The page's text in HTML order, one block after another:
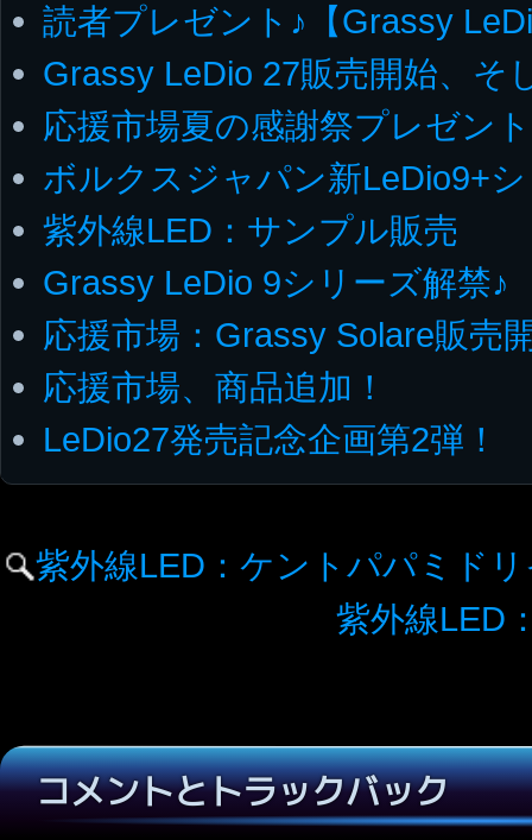
読者プレゼント♪【Grassy
Grassy LeDio 27販売開始、そ
応援市場夏の感謝祭プレゼン
ボルクスジャパン新LeDio9+
紫外線LED：サンプル販売
Grassy LeDio 9シリーズ解禁♪
応援市場：Grassy Solare販売
応援市場、商品追加！
LeDio27発売記念企画第2弾！
紫外線LED：ケントパパミド
紫外線LED
コメントとトラックバック